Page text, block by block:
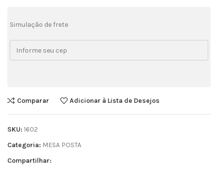
Simulação de frete
Comparar Adicionar à Lista de Desejos
SKU: 1602
Categoria: MESA POSTA
Compartilhar: